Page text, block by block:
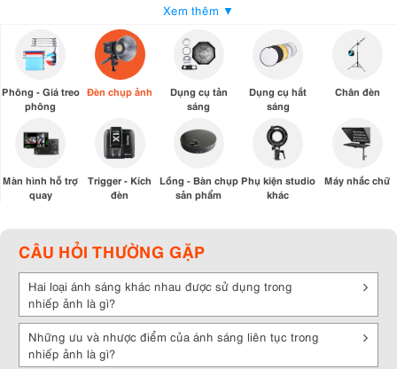
: Đèn fill được sử dụng để làm dịu bóng và sáng
bổ sung lên vùng khuôn mặt hay khu vực bị che bóng bởi đèn chính.
Đèn fill giúp tạo ra ánh sáng mềm mại hơn và giảm độ tối đa hóa.
Đèn phụ (Back light): Đèn back được đặt phía sau đối tượng và tạo ra
một lớp ánh sáng phía sau, giúp tách biệt đối tượng với phông nền.
Đèn này giúp tạo ra hiệu ứng sâu và định hình đối tượng.
Chân đèn (Light stand)
: Chân đèn là phụ kiện giúp đặt và cố định
đèn studio vào vị trí cần thiết. Chúng có thể điều chỉnh độ cao và góc
Bộ điều khiển (Control System): Một combo đèn studio có thể đi
tính năng khác của đèn. Bộ điều khiển giúp người dùng dễ dàng tùy
chỉnh ánh sáng theo ý muốn và thay đổi các thiết lập ánh sáng nhanh
Phụ kiện (Accessories): Combo đèn studio cũng có thể bao gồm các
phụ kiện như bộ chụp đèn, bộ lọc ánh sáng, dây cáp và túi đựng.
Các phụ kiện này giúp bảo vệ và tăng cường khả năng sử dụng của
combo đèn studio.
Xem thêm ▼
Phông - Giá treo
phông
Đèn chụp ảnh
Dụng cụ tản
sáng
Dụng cụ hắt
sáng
Chân đèn
Màn hình hỗ trợ
quay
Trigger - Kích
đèn
Lồng - Bàn chụp
sản phẩm
Phụ kiện studio
khác
Máy nhắc chữ
CÂU HỎI THƯỜNG GẶP
Hai loại ánh sáng khác nhau được sử dụng trong
nhiếp ảnh là gì?
Những ưu và nhược điểm của ánh sáng liên tục trong
nhiếp ảnh là gì?